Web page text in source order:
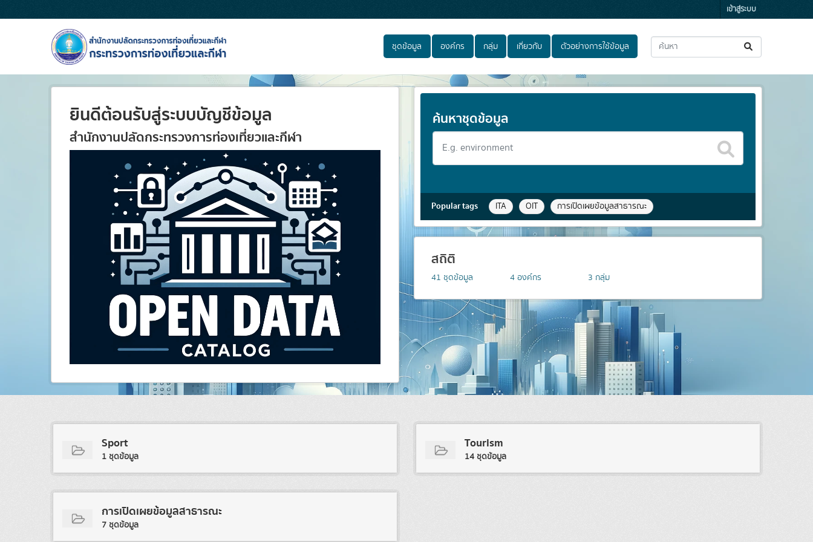
เข้าสู่ระบบ
ชุดข้อมูล องค์กร กลุ่ม เกี่ยวกับ ตัวอย่างการใช้ข้อมูล
ยินดีต้อนรับสู่ระบบบัญชีข้อมูล
สำนักงานปลัดกระทรวงการท่องเที่ยวและกีฬา
ค้นหาชุดข้อมูล
Popular tags ITA OIT การเปิดเผยข้อมูลสาธารณะ
สถิติ
41 ชุดข้อมูล 4องค์กร 3 กลุ่ม
Sport
1 ชุดข้อมูล
Tourism
14 ชุดข้อมูล
การเปิดเผยข้อมูลสาธารณะ
7 ชุดข้อมูล